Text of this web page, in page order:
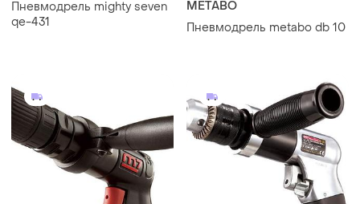
Пневмодрель mighty seven
qe-431
METABO
Пневмодрель metabo db 10